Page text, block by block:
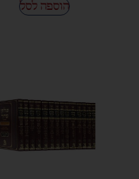
הוספה לסל